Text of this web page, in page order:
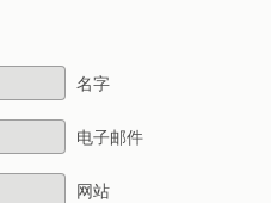
名字
电子邮件
网站